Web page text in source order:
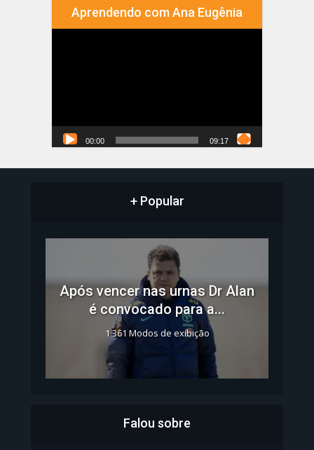
Aprendendo com Ana Eugênia
00:00 09:17
+ Popular
Após vencer nas urnas Dr Alan
é convocado para a...
1.361 Modos de exibição
Falou sobre